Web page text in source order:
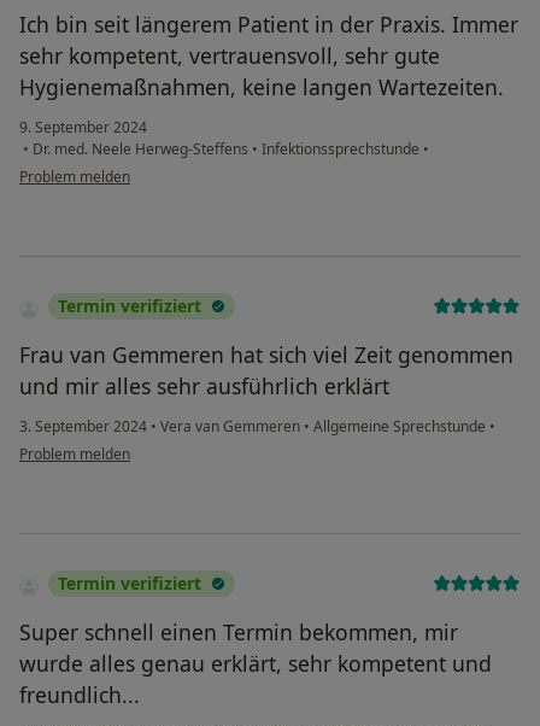
Ich bin seit längerem Patient in der Praxis. Immer
sehr kompetent, vertrauensvoll, sehr gute
Hygienemaßnahmen, keine langen Wartezeiten.
9. September 2024
• Dr. med. Neele Herweg-Steffens • Infektionssprechstunde •
Problem melden
Termin verifiziert
Frau van Gemmeren hat sich viel Zeit genommen
und mir alles sehr ausführlich erklärt
3. September 2024 • Vera van Gemmeren • Allgemeine Sprechstunde •
Problem melden
Termin verifiziert
Super schnell einen Termin bekommen, mir
wurde alles genau erklärt, sehr kompetent und
freundlich...